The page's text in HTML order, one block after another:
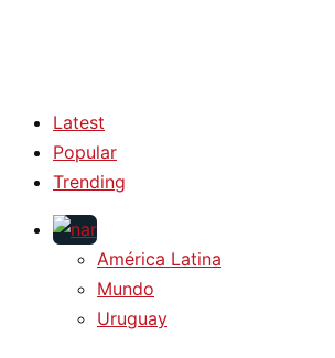
Latest
Popular
Trending
América Latina
Mundo
Uruguay